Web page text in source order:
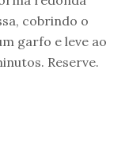
cobrindo o
garfo e leve ao
Reserve.